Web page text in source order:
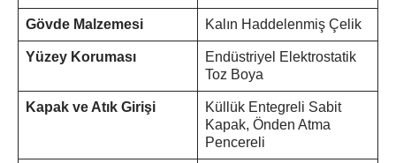
Gövde Malzemesi Kalın Haddelenmiş Çelik
Yüzey Koruması
Endüstriyel Elektrostatik
Toz Boya
Kapak ve Atık Girişi
Küllük Entegreli Sabit
Kapak, Önden Atma
Pencereli